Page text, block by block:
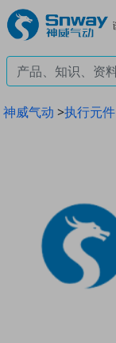
神威气动 >执行元件